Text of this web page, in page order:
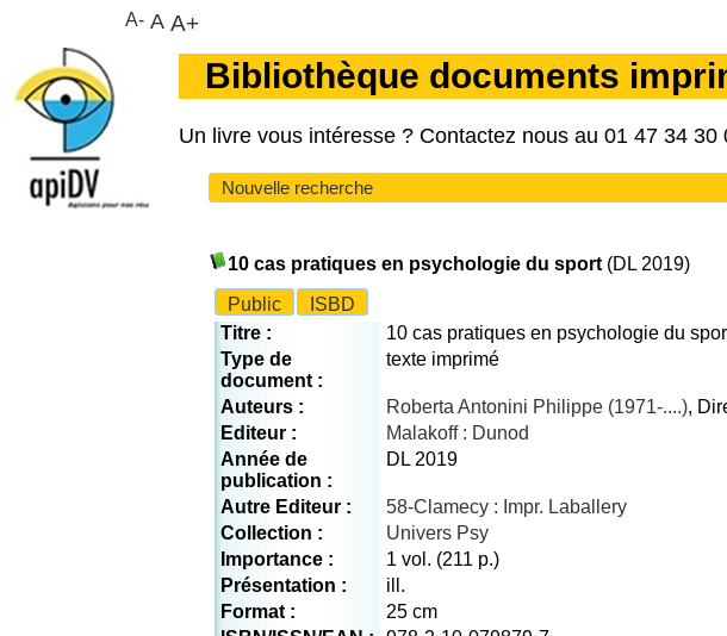
Bibliothèque documents
Un livre vous intéresse ? Contactez nous au 01 47 34
Nouvelle recherche
10 cas pratiques en psychologie du sport (DL 2019)
Public
ISBD
Titre :
10 cas pratiques en psychologie du
Type de
document :
texte imprimé
Auteurs : Roberta Antonini Philippe (1971-....),
Editeur :
Malakoff : Dunod
Année de
publication :
DL 2019
Autre Editeur :
58-Clamecy : Impr. Laballery
Collection :
Univers Psy
Importance :
1 vol. (211 p.)
Présentation :
ill.
Format :
25 cm
A- A A+